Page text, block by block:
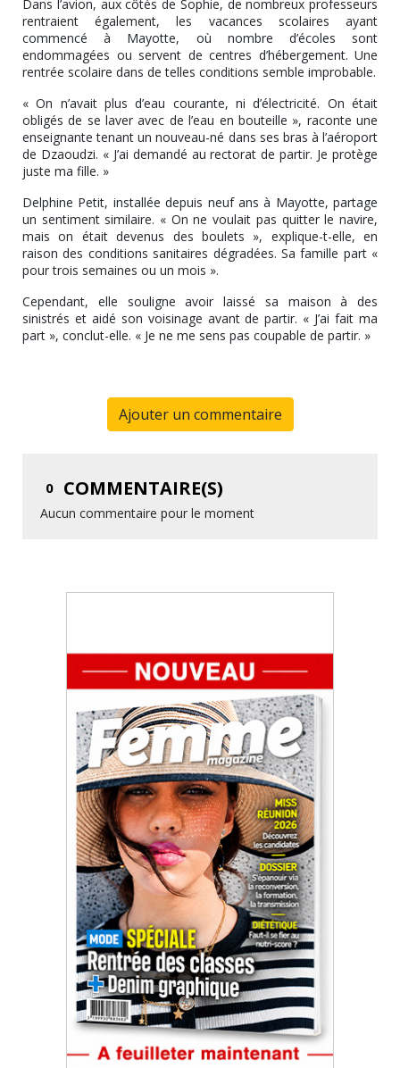
Dans l’avion, aux côtés de Sophie, de nombreux professeurs
rentraient également, les vacances scolaires ayant
commencé à Mayotte, où nombre d’écoles sont
endommagées ou servent de centres d’hébergement. Une
rentrée scolaire dans de telles conditions semble improbable.
« On n’avait plus d’eau courante, ni d’électricité. On était
obligés de se laver avec de l’eau en bouteille », raconte une
enseignante tenant un nouveau-né dans ses bras à l’aéroport
de Dzaoudzi. « J’ai demandé au rectorat de partir. Je protège
juste ma fille. »
Delphine Petit, installée depuis neuf ans à Mayotte, partage
un sentiment similaire. « On ne voulait pas quitter le navire,
mais on était devenus des boulets », explique-t-elle, en
raison des conditions sanitaires dégradées. Sa famille part «
pour trois semaines ou un mois ».
Cependant, elle souligne avoir laissé sa maison à des
sinistrés et aidé son voisinage avant de partir. « J’ai fait ma
part », conclut-elle. « Je ne me sens pas coupable de partir. »
Ajouter un commentaire
0 COMMENTAIRE(S)
Aucun commentaire pour le moment